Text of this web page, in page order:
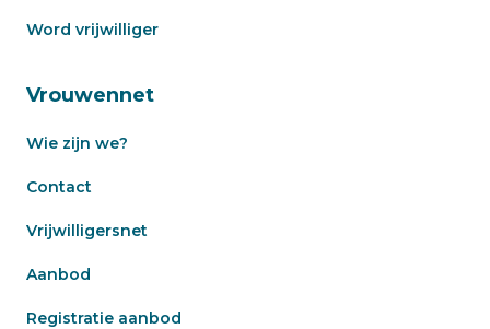
Word vrijwilliger
Vrouwennet
Wie zijn we?
Contact
Vrijwilligersnet
Aanbod
Registratie aanbod